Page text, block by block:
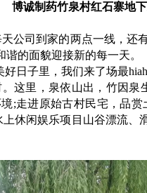
博诚制药竹泉村红石寨地
司到家的两点一线，还
的面貌迎接新的每一天。
子里，我们来了场最
里，泉依山出，竹因泉
;走进原始古村民宅，品
休闲娱乐项目山谷漂流